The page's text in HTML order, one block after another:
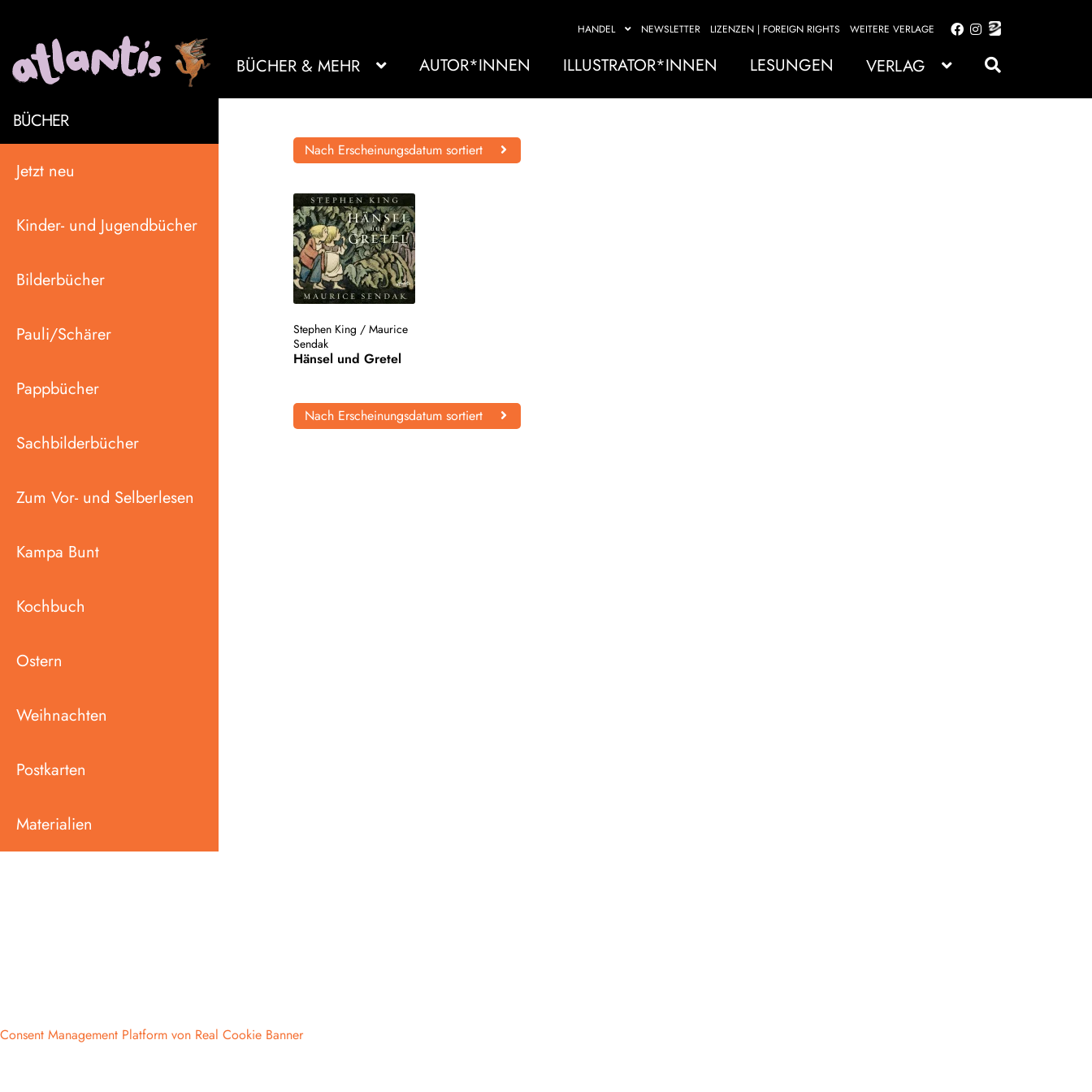
HANDEL NEWSLETTER LIZENZEN | FOREIGN RIGHTS WEITERE VERLAGE
Zur
springen
Zum
springen
BÜCHER & MEHR AUTOR*INNEN ILLUSTRATOR*INNEN LESUNGEN VERLAG
BÜCHER
Jetzt neu
Kinder- und Jugendbücher
Bilderbücher
Pauli/Schärer
Pappbücher
Sachbilderbücher
Zum Vor- und Selberlesen
Kampa Bunt
Kochbuch
Ostern
Weihnachten
Postkarten
Materialien
Nach Erscheinungsdatum sortiert
Stephen King /Maurice
Sendak
Hänsel und Gretel
Nach Erscheinungsdatum sortiert
Consent Management Platform von Real Cookie Banner